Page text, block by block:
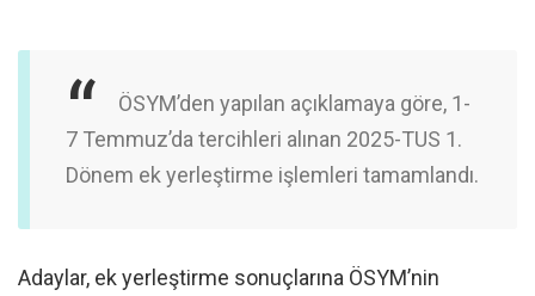
ÖSYM’den yapılan açıklamaya göre, 1-
7 Temmuz’da tercihleri alınan 2025-TUS 1.
Dönem ek yerleştirme işlemleri tamamlandı.
Adaylar, ek yerleştirme sonuçlarına ÖSYM’nin